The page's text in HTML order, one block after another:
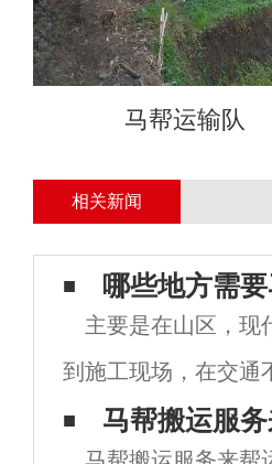
马帮运输队
相关新闻
哪些地方需
主要是在山区，现
到施工现场，在交通
驯化，骡子育种技术
马帮搬运服
马帮搬运服务来帮